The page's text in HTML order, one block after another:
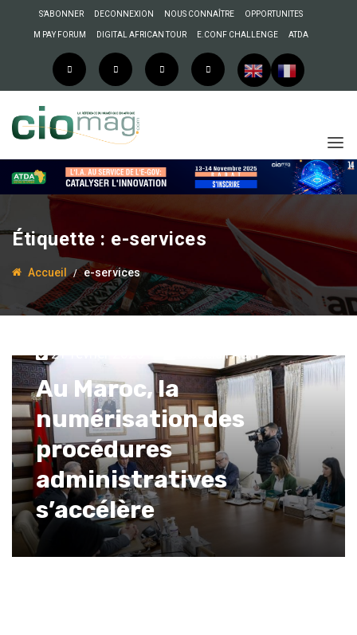
S’ABONNER DECONNEXION NOUS CONNAÎTRE OPPORTUNITES
M PAY FORUM DIGITAL AFRICAN TOUR E.CONF CHALLENGE ATDA
Étiquette : e-services
Accueil e-services
21 février 2023 Abdelali Adil
Au Maroc, la
numérisation des
procédures
administratives
s’accélère